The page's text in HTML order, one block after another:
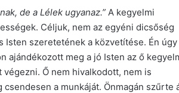
de a Lélek ugyanaz.” A kegyelmi
Céljuk, nem az egyéni dicsőség
Isten szeretetének a közvetítése. Én úgy
ajándékozott meg a jó Isten az ő
Ő nem hivalkodott, nem is
a munkáját. Önmagán szűrte